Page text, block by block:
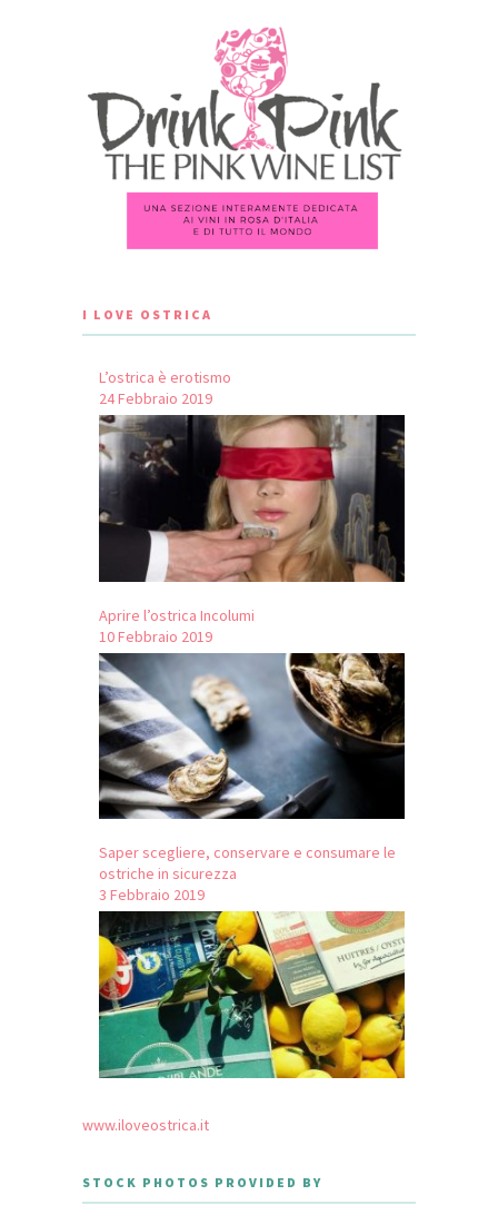
I LOVE OSTRICA
L’ostrica è erotismo
24 Febbraio 2019
Aprire l’ostrica Incolumi
10 Febbraio 2019
Saper scegliere, conservare e consumare le
ostriche in sicurezza
3 Febbraio 2019
www.iloveostrica.it
STOCK PHOTOS PROVIDED BY